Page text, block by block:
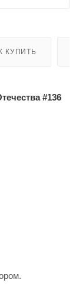
КУПИТЬ
#136